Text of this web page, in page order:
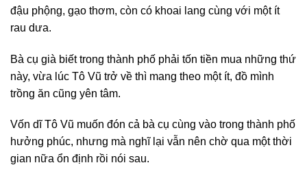
đậu phộng, gạo thơm, còn có khoai lang cùng với một ít
rau dưa.
Bà cụ già biết trong thành phố phải tốn tiền mua những thứ
này, vừa lúc Tô Vũ trở về thì mang theo một ít, đồ mình
trồng ăn cũng yên tâm.
Vốn dĩ Tô Vũ muốn đón cả bà cụ cùng vào trong thành phố
hưởng phúc, nhưng mà nghĩ lại vẫn nên chờ qua một thời
gian nữa ổn định rồi nói sau.